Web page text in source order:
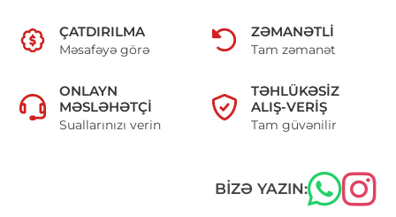
ÇATDIRILMA
Məsafəyə görə
ZƏMANƏTLI
Tam zəmanət
ONLAYN
MƏSLƏHƏTÇI
Suallarınızı verin
TƏHLÜKƏSIZ
ALIŞ-VERIŞ
Tam güvənilir
BIZƏ YAZIN: